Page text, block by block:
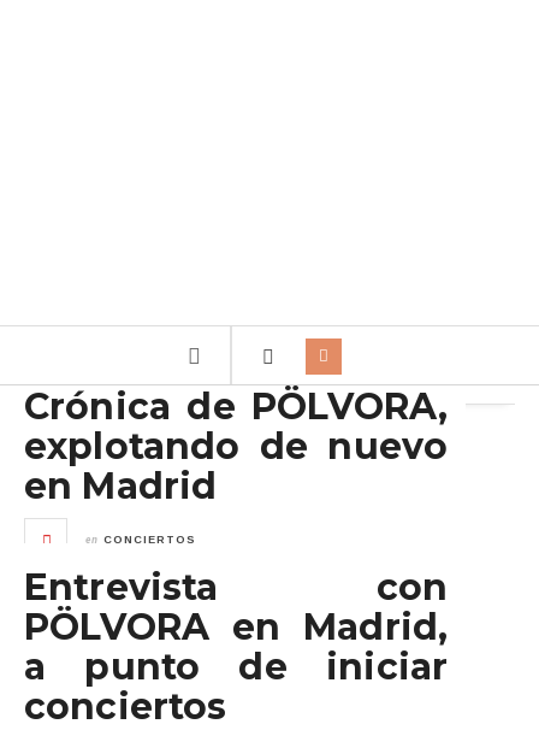
Crónica de PÖLVORA,
explotando de nuevo
en Madrid
en CONCIERTOS
Entrevista con
PÖLVORA en Madrid,
a punto de iniciar
conciertos